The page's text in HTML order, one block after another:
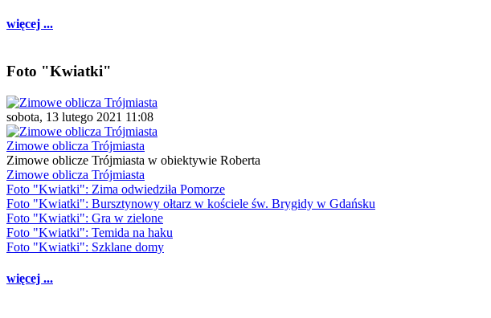
więcej ...
Foto "Kwiatki"
sobota, 13 lutego 2021 11:08
Zimowe oblicza Trójmiasta
Zimowe oblicze Trójmiasta w obiektywie Roberta
Zimowe oblicza Trójmiasta
Foto "Kwiatki": Zima odwiedziła Pomorze
Foto "Kwiatki": Bursztynowy ołtarz w kościele św. Brygidy w Gdańsku
Foto "Kwiatki": Gra w zielone
Foto "Kwiatki": Temida na haku
Foto "Kwiatki": Szklane domy
więcej ...